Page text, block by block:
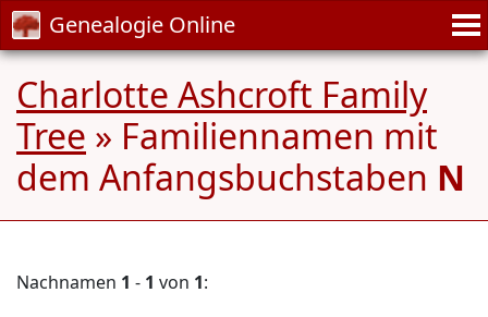
Genealogie Online
Charlotte Ashcroft Family
Tree » Familiennamen mit
dem Anfangsbuchstaben N
Nachnamen 1 - 1 von 1: